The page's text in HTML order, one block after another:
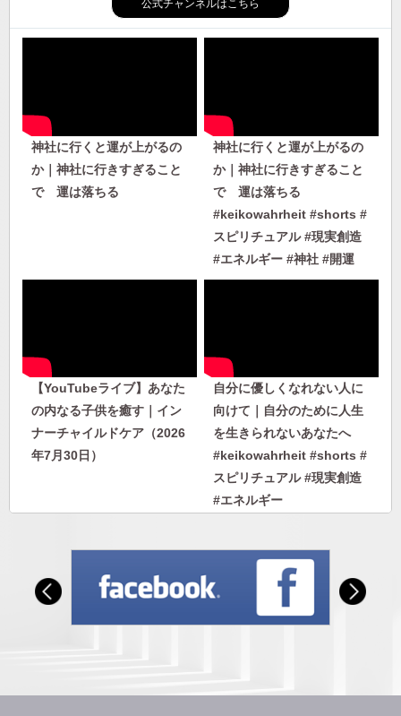
公式チャンネルはこちら
神社に行くと運が上がるの
か｜神社に行きすぎること
で 運は落ちる
神社に行くと運が上がるの
か｜神社に行きすぎること
で 運は落ちる
#keikowahrheit #shorts #
スピリチュアル #現実創造
#エネルギー #神社 #開運
【YouTubeライブ】あなた
の内なる子供を癒す｜イン
ナーチャイルドケア（2026
年7月30日）
自分に優しくなれない人に
向けて｜自分のために人生
を生きられないあなたへ
#keikowahrheit #shorts #
スピリチュアル #現実創造
#エネルギー
自分に優しくなれない人に
人から否定されないエネル
#keikowahrheit #shorts #